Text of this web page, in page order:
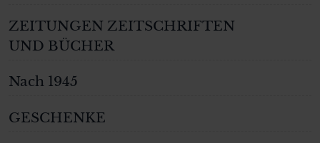
ZEITUNGEN ZEITSCHRIFTEN
UND BÜCHER
Nach 1945
GESCHENKE